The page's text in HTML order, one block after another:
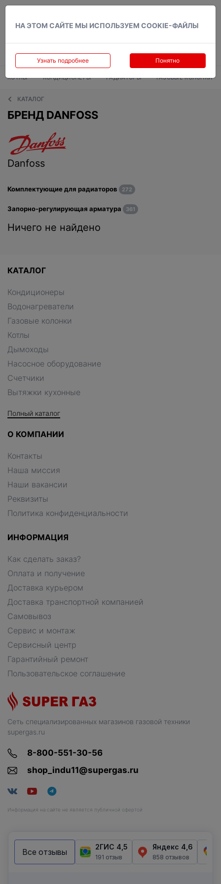
НА ЭТОМ САЙТЕ МЫ ИСПОЛЬЗУЕМ COOKIE-ФАЙЛЫ
Узнать подробнее Понятно
КОТЛЫ КОНДИЦИОНЕРЫ РАДИАТОРЫ ГАЗОВЫЕ КОЛОНКИ
КАТАЛОГ
БРЕНД DANFOSS
Danfoss
Комплектующие для радиаторов 272
Запорно-регулирующая арматура 361
Ничего не найдено
Сеть специализированных магазинов газовой техники
supergas.ru
8-800-551-30-56
shop_indu11@supergas.ru
Информация на сайте не является публичной офертой
КАТАЛОГ
Кондиционеры
Водонагреватели
Газовые колонки
Котлы
Дымоходы
Насосное оборудование
Счетчики
Вытяжки кухонные
Полный каталог
О КОМПАНИИ
Контакты
Наша миссия
Наши вакансии
Реквизиты
Политика конфиденциальности
ИНФОРМАЦИЯ
Как сделать заказ?
Оплата и получение
Доставка курьером
Доставка транспортной компанией
Самовывоз
Сервис и монтаж
Сервисный центр
Гарантийный ремонт
Пользовательское соглашение